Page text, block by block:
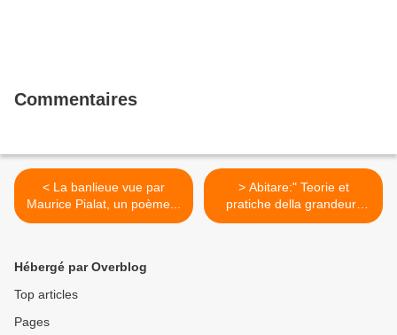
Commentaires
< La banlieue vue par
Maurice Pialat, un poème...
> Abitare:" Teorie et
pratiche della grandeur"
Mansat & AIGP >
Hébergé par Overblog
Top articles
Pages